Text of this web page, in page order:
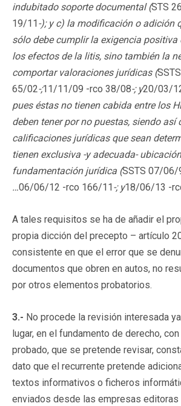
indubitado soporte documental (STS
19/11-); y c) la modificación o adición
sólo debe cumplir la exigencia positiva
los efectos de la litis, sino también la
comportar valoraciones jurídicas (
65/02-;11/11/09 -rco 38/08-; y20/03/
pues éstas no tienen cabida entre los
deben tener por no puestas, siendo así
calificaciones jurídicas que sean
tienen exclusiva -y adecuada-
fundamentación jurídica (SSTS 07/
…06/06/12 -rco 166/11-; y18/06/13 -
A tales requisitos se ha de añadir el
propia dicción del precepto – artículo
consistente en que el error que se
documentos que obren en autos, no
por otros elementos probatorios.
3.- No procede la revisión interesada
lugar, en el fundamento de derecho,
probado, que se pretende revisar,
dato que el recurrente pretende
textos informativos o ficheros
enviados desde las empresas editoras